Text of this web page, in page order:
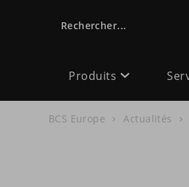
Rechercher...
Produits
BCS Europe Actualités